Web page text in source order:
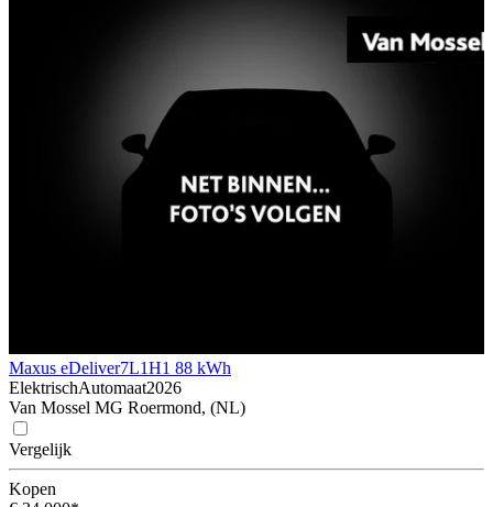
Maxus eDeliver7L1H1 88 kWh
ElektrischAutomaat2026
Van Mossel MG Roermond, (NL)
Vergelijk
Kopen